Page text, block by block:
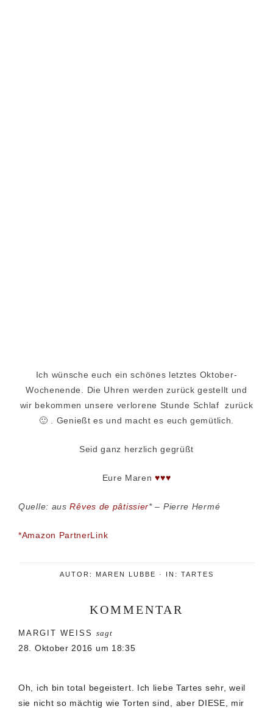
Ich wünsche euch ein schönes letztes Oktober-
Wochenende. Die Uhren werden zurück gestellt und
wir bekommen unsere verlorene Stunde Schlaf zurück
🙂 . Genießt es und macht es euch gemütlich.
Seid ganz herzlich gegrüßt
Eure Maren♥♥♥
Quelle: aus Rêves de pâtissier* – Pierre Hermé
*Amazon PartnerLink
AUTOR: MAREN LUBBE · IN: TARTES
Interaktionen
KOMMENTAR
MARGIT WEISS sagt
28. Oktober 2016 um 18:35
Oh, ich bin total begeistert. Ich liebe Tartes sehr, weil
sie nicht so mächtig wie Torten sind, aber DIESE, mir